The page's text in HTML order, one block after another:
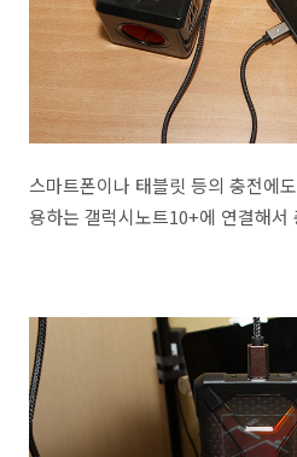
스마트폰이나 태블릿 등의 충전에
용하는 갤럭시노트10+에 연결해서